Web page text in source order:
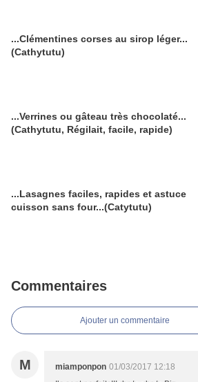
...Clémentines corses au sirop léger...
(Cathytutu)
...Verrines ou gâteau très chocolaté...
(Cathytutu, Régilait, facile, rapide)
...Lasagnes faciles, rapides et astuce
cuisson sans four...(Catytutu)
Commentaires
Ajouter un commentaire
M miamponpon 01/03/2017 12:18